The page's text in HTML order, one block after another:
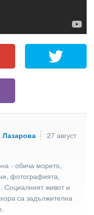
Лазарова
27 август
- обича морето,
фотографията,
Социалният живот и
са задължителна